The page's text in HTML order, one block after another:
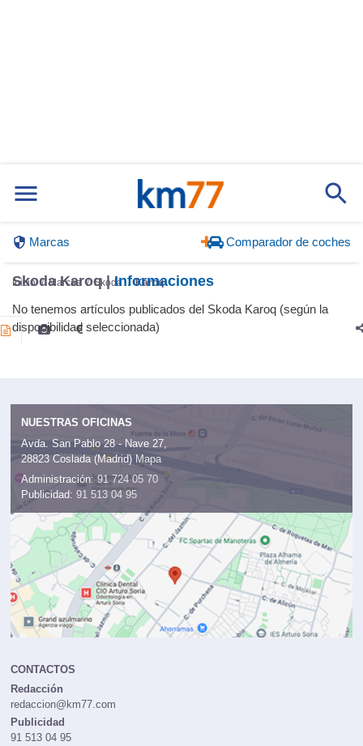
Marcas Comparador de coches
Inicio Marcas Skoda Karoq
Skoda Karoq |Informaciones
No tenemos artículos publicados del Skoda Karoq (según la
disponibilidad seleccionada)
NUESTRAS OFICINAS
Avda. San Pablo 28 - Nave 27,
28823 Coslada (Madrid) Mapa
Administración: 91 724 05 70
Publicidad: 91 513 04 95
CONTACTOS
Redacción
redaccion@km77.com
Publicidad
91 513 04 95